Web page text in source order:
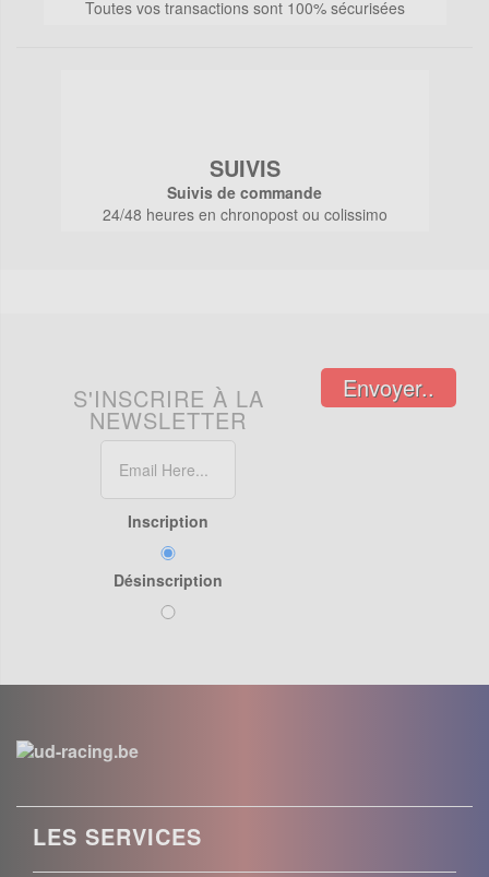
Toutes vos transactions sont 100% sécurisées
SUIVIS
Suivis de commande
24/48 heures en chronopost ou colissimo
S'INSCRIRE À LA
NEWSLETTER
Inscription
Désinscription
Envoyer..
LES SERVICES